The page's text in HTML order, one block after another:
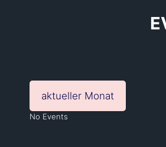
aktueller Monat
No Events